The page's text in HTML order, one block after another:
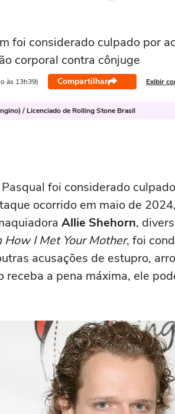
foi considerado culpado por
corporal contra cônjuge
às 13h39) Compartilhar Exibir
/ Licenciado de Rolling Stone Brasil
foi considerado
ocorrido em maio de
Allie Shehorn,
How I Met Your Mother, foi
acusações de estupro,
receba a pena máxima, ele